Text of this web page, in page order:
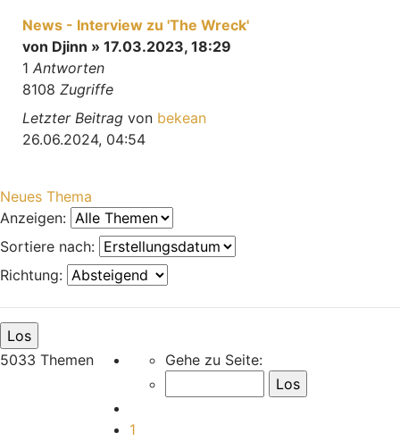
News - Interview zu 'The Wreck'
von Djinn » 17.03.2023, 18:29
1 Antworten
8108 Zugriffe
Letzter Beitrag von bekean
26.06.2024, 04:54
Neues Thema
Anzeigen:
Sortiere nach:
Richtung:
5033 Themen Seite5von168
Gehe zu Seite:
1